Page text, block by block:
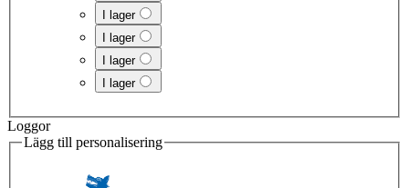
I lager
I lager
I lager
I lager
Loggor
Lägg till personalisering